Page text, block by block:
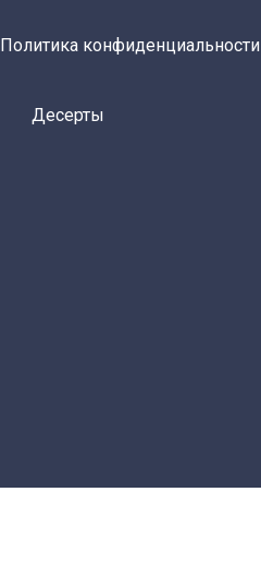
Политика конфиденциальности
Десерты